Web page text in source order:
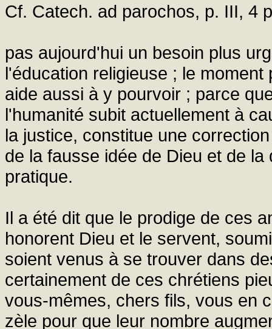
Cf. Catech. ad parochos, p. III, 4
pas aujourd'hui un besoin plus
l'éducation religieuse ; le
aide aussi à y pourvoir ; parce
l'humanité subit actuellement à
la justice, constitue une
de la fausse idée de Dieu et de
pratique.
Il a été dit que le prodige de ces
honorent Dieu et le servent,
soient venus à se trouver dans
certainement de ces chrétiens
vous-mêmes, chers fils, vous en
zèle pour que leur nombre